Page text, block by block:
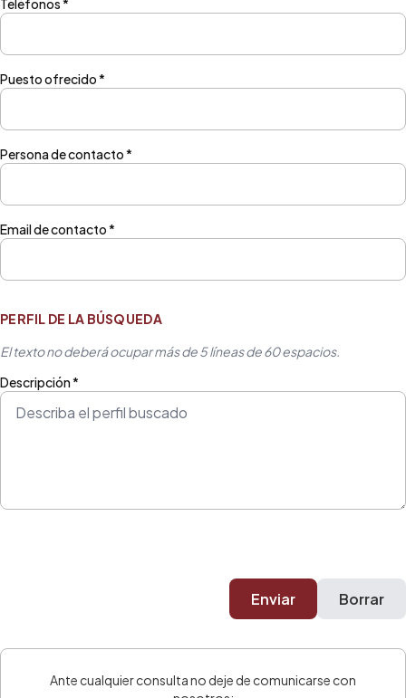
Puesto ofrecido *
Persona de contacto *
Email de contacto *
PERFIL DE LA BÚSQUEDA
El texto no deberá ocupar más de 5 líneas de 60 espacios.
Descripción *
Enviar Borrar
Ante cualquier consulta no deje de comunicarse con